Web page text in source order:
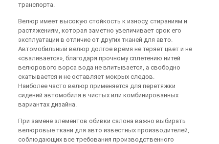
транспорта.
Велюр имеет высокую стойкость к износу, стираниям и
растяжениям, которая заметно увеличивает срок его
эксплуатации в отличие от других тканей для авто.
Автомобильный велюр долгое время не теряет цвет и не
«сваливается», благодаря прочному сплетению нитей
велюрового ворса вода не впитывается, а свободно
скатывается и не оставляет мокрых следов.
Наиболее часто велюр применяется для перетяжки
сидений автомобиля в чистых или комбинированных
вариантах дизайна.
При замене элементов обивки салона важно выбирать
велюровые ткани для авто известных производителей,
соблюдающих все требования производственного